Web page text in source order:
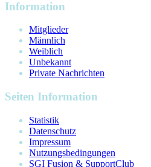
Information
Mitglieder
Männlich
Weiblich
Unbekannt
Private Nachrichten
Seiten Information
Statistik
Datenschutz
Impressum
Nutzungsbedingungen
SGI Fusion & SupportClub